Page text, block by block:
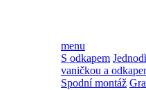
menu
S odkapem
vaničkou a
Spodní montáž